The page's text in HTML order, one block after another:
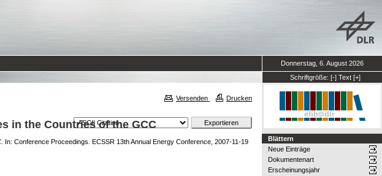
Donnerstag, 6. August 2026
Schriftgröße: [-] Text [+]
Versenden Drucken
in the Countries of the GCC
In: Conference Proceedings. ECSSR 13th Annual Energy Conference, 2007-11-19
Blättern
Neue Einträge
Dokumentenart
Erscheinungsjahr